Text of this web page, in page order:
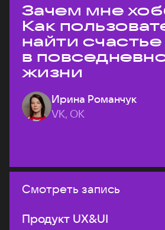
Зачем мне
Как
найти счастье
в
жизни
Ирина Романчук
VK, ОК
Смотреть запись
Продукт UX&UI